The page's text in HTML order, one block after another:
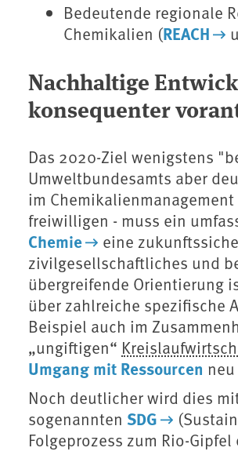
Bedeutende regionale
Chemikalien (REACH
Nachhaltige
konsequenter
Das 2020-Ziel wenigstens
Umweltbundesamts aber
im
freiwilligen - muss ein
Chemie
eine
zivilgesellschaftliches und
übergreifende Orientierung
über zahlreiche spezifische
Beispiel auch im
„ungiftigen“
Umgang mit Ressourcen
Noch deutlicher wird dies
sogenannten SDG
Folgeprozess zum Rio-